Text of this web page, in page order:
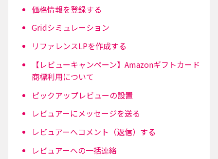
価格情報を登録する
Gridシミュレーション
リファレンスLPを作成する
【レビューキャンペーン】Amazonギフトカード
商標利用について
ピックアップレビューの設置
レビュアーにメッセージを送る
レビュアーへコメント（返信）する
レビュアーへの一括連絡